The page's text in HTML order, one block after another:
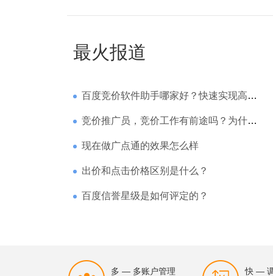
最火报道
百度竞价软件助手哪家好？快速实现高回报哪家强？
竞价推广员，竞价工作有前途吗？为什么待遇那么高
现在做广点通的效果怎么样
出价和点击价格区别是什么？
百度信誉星级是如何评定的？
多 — 多账户管理 快 —